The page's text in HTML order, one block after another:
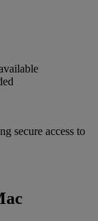
secure access to